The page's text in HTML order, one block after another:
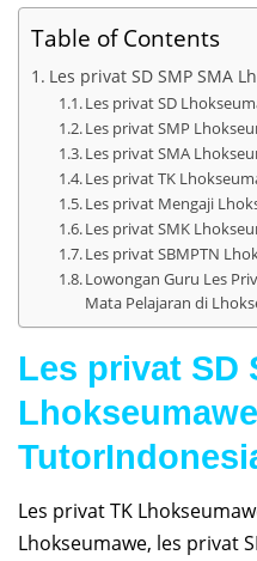
Table of Contents
Les privat SD SMP SMA
Les privat SD
Les privat SMP
Les privat SMA
Les privat TK
Les privat Mengaji
Les privat SMK
Les privat SBMPTN
Lowongan Guru Les
Mata Pelajaran di
Les privat SD
Les privat TK
Lhokseumawe, les privat